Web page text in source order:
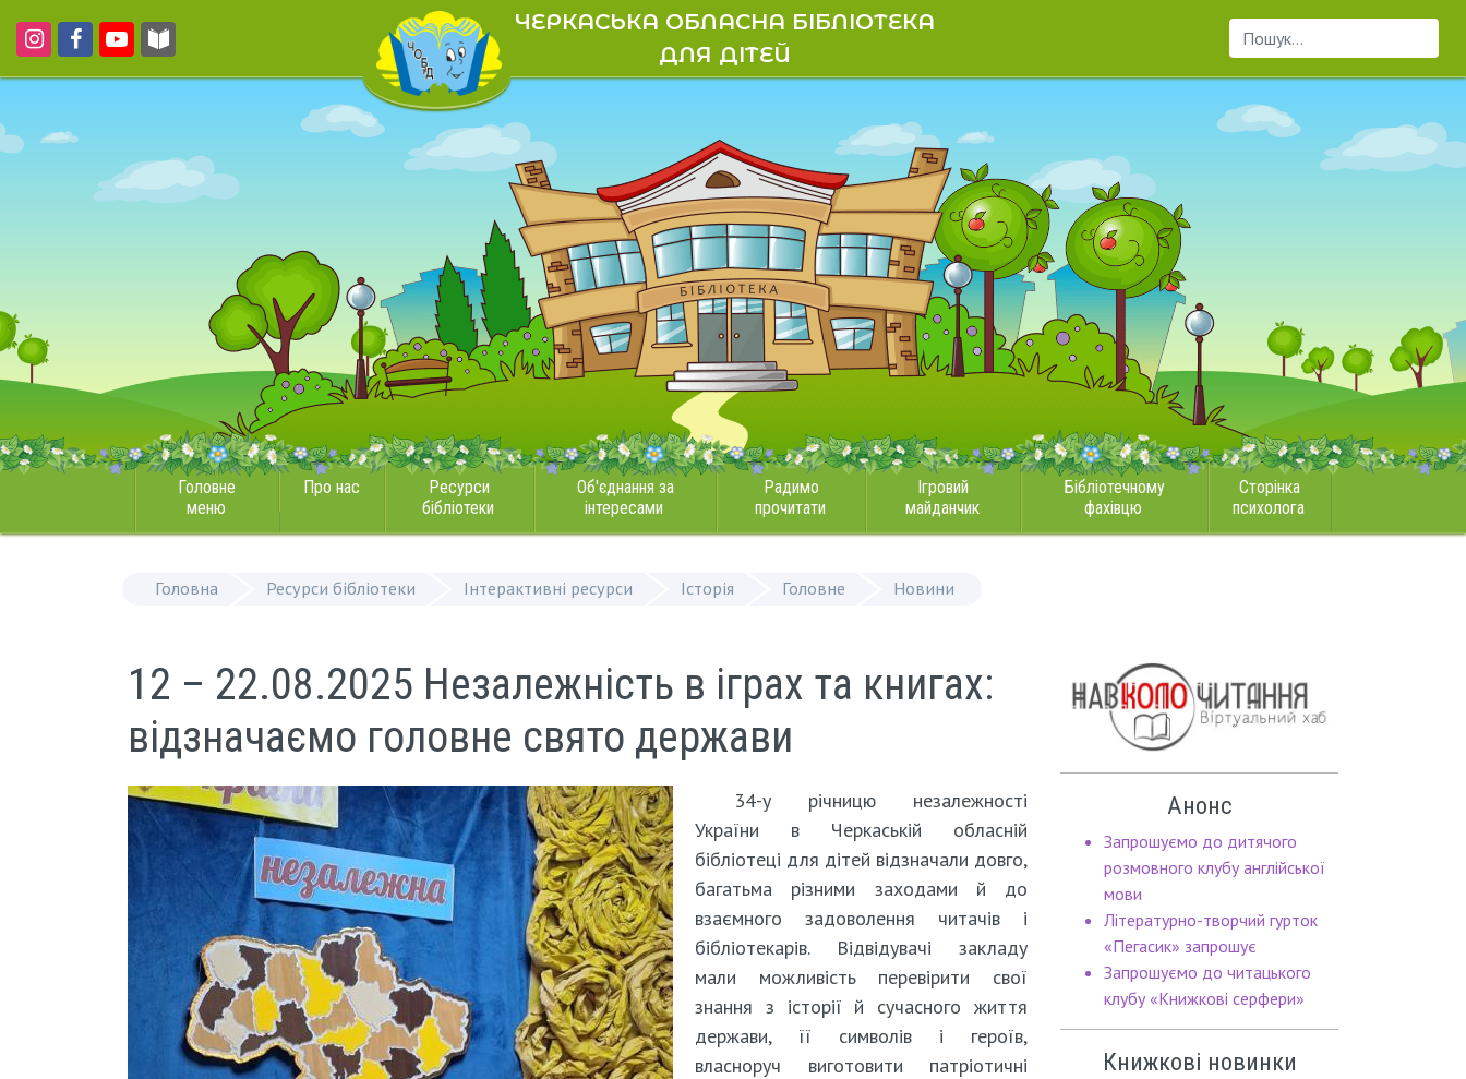
ЧЕРКАСЬКА ОБЛАСНА БІБЛІОТЕКА
ДЛЯ ДІТЕЙ
Пошук...
Головне
меню
Про нас
Ресурси
бібліотеки
Об'єднання за
інтересами
Радимо
прочитати
Ігровий
майданчик
Бібліотечному
фахівцю
Сторінка
психолога
Головна Ресурси бібліотеки Інтерактивні ресурси Історія Головне Новини
12 – 22.08.2025 Незалежність в іграх та книгах:
відзначаємо головне свято держави
34-у річницю незалежності
України в Черкаській обласній
бібліотеці для дітей відзначали довго,
багатьма різними заходами й до
взаємного задоволення читачів і
бібліотекарів. Відвідувачі закладу
мали можливість перевірити свої
знання з історії й сучасного життя
держави, її символів і героїв,
власноруч виготовити патріотичні
Анонс
Запрошуємо до дитячого
розмовного клубу англійської
мови
Літературно-творчий гурток
«Пегасик» запрошує
Запрошуємо до читацького
клубу «Книжкові серфери»
Книжкові новинки